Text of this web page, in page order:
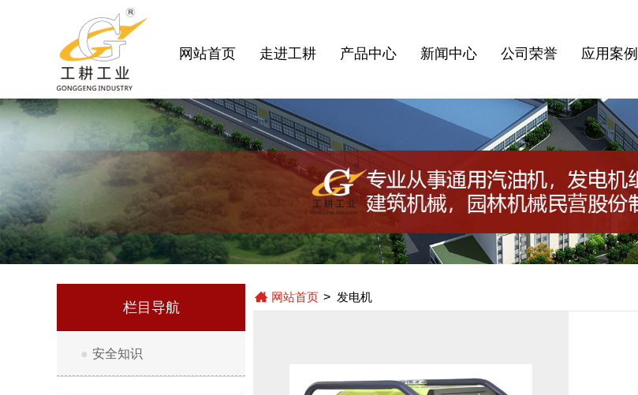
网站首页 走进工耕 产品中心 新闻中心 公司荣誉 应用案例
栏目导航
● 安全知识
网站首页 > 发电机